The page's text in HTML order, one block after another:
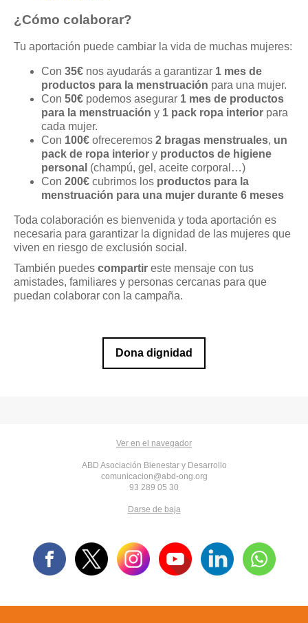
¿Cómo colaborar?
Tu aportación puede cambiar la vida de muchas mujeres:
Con 35€ nos ayudarás a garantizar 1 mes de
productos para la menstruación para una mujer.
Con 50€ podemos asegurar 1 mes de productos
para la menstruación y 1 pack ropa interior para
cada mujer.
Con 100€ ofreceremos 2 bragas menstruales, un
pack de ropa interior y productos de higiene
personal (champú, gel, aceite corporal…)
Con 200€ cubrimos los productos para la
menstruación para una mujer durante 6 meses
Toda colaboración es bienvenida y toda aportación es
necesaria para garantizar la dignidad de las mujeres que
viven en riesgo de exclusión social.
También puedes compartir este mensaje con tus
amistades, familiares y personas cercanas para que
puedan colaborar con la campaña.
Dona dignidad
Ver en el navegador
ABD Asociación Bienestar y Desarrollo
comunicacion@abd-ong.org
93 289 05 30
Darse de baja